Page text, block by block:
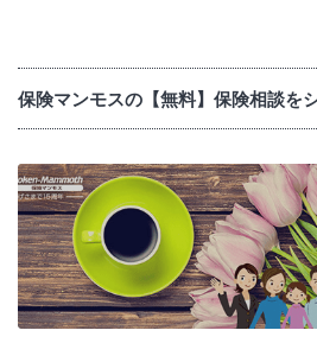
保険マンモスの【無料】保険相談を